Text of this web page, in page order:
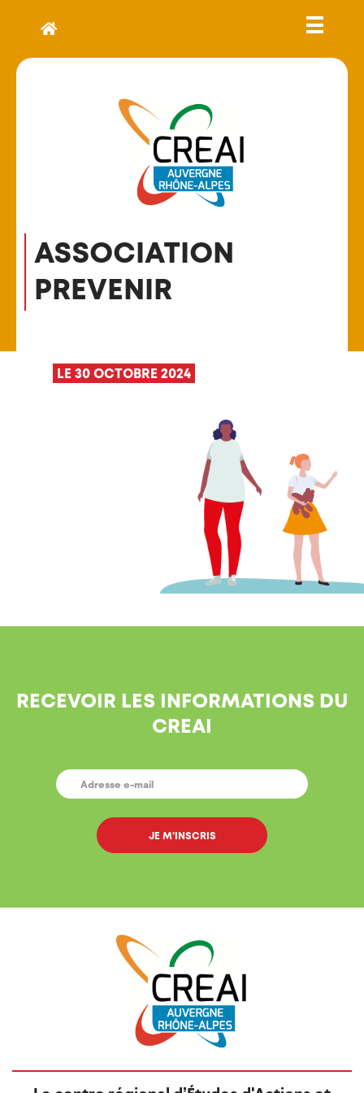
ASSOCIATION
PREVENIR
LE 30 OCTOBRE 2024
RECEVOIR LES INFORMATIONS DU
CREAI
E-
MAIL *